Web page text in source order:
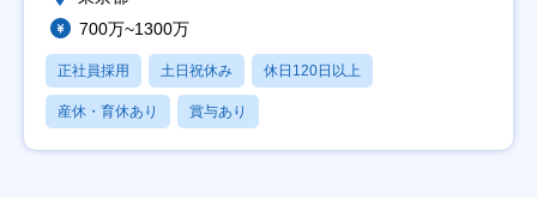
700万~1300万
正社員採用 土日祝休み 休日120日以上
産休・育休あり 賞与あり